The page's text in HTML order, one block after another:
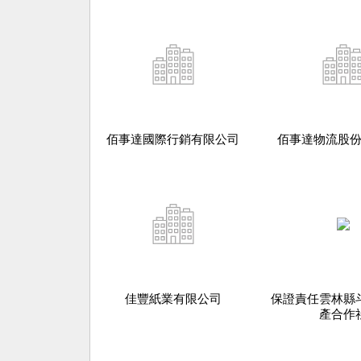
佰事達國際行銷有限公司 佰事達物流股
佳豐紙業有限公司
保證責任雲林縣
產合作